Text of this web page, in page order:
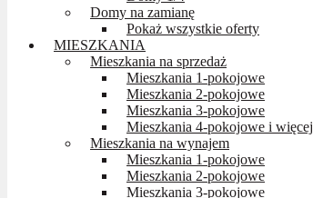
Domy na zamianę
Pokaż wszystkie oferty
MIESZKANIA
Mieszkania na sprzedaż
Mieszkania 1-pokojowe
Mieszkania 2-pokojowe
Mieszkania 3-pokojowe
Mieszkania 4-pokojowe i więcej
Mieszkania na wynajem
Mieszkania 1-pokojowe
Mieszkania 2-pokojowe
Mieszkania 3-pokojowe